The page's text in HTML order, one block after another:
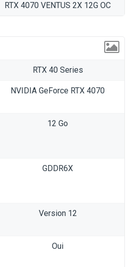
RTX 4070 VENTUS 2X 12G OC
RTX 40 Series
NVIDIA GeForce RTX 4070
12 Go
GDDR6X
Version 12
Oui